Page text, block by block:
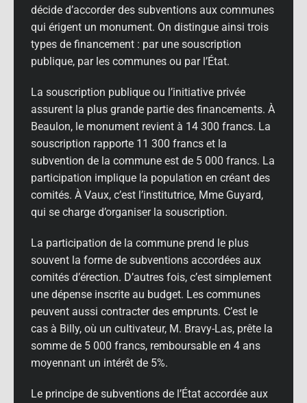
décide d’accorder des subventions aux communes
qui érigent un monument. On distingue ainsi trois
types de financement : par une souscription
publique, par les communes ou par l’État.
La souscription publique ou l’initiative privée
assurent la plus grande partie des financements. À
Beaulon, le monument revient à 14 300 francs. La
souscription rapporte 11 300 francs et la
subvention de la commune est de 5 000 francs. La
participation implique la population en créant des
comités. À Vaux, c’est l’institutrice, Mme Guyard,
qui se charge d’organiser la souscription.
La participation de la commune prend le plus
souvent la forme de subventions accordées aux
comités d’érection. D’autres fois, c’est simplement
une dépense inscrite au budget. Les communes
peuvent aussi contracter des emprunts. C’est le
cas à Billy, où un cultivateur, M. Bravy-Las, prête la
somme de 5 000 francs, remboursable en 4 ans
moyennant un intérêt de 5%.
Le principe de subventions de l’État accordée aux